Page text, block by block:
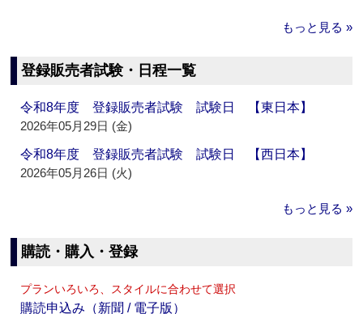
もっと見る »
登録販売者試験・日程一覧
令和8年度 登録販売者試験 試験日 【東日本】
2026年05月29日 (金)
令和8年度 登録販売者試験 試験日 【西日本】
2026年05月26日 (火)
もっと見る »
購読・購入・登録
プランいろいろ、スタイルに合わせて選択
購読申込み（新聞 / 電子版）